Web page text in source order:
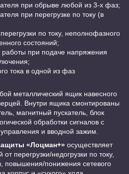
при обрыве любой из 3-х фаз;
при перегрузке по току (в
по току, неполнофазного
состояний;
при подаче напряжения
тока в одной из фаз
металлический ящик навесного
Внутри ящика смонтированы
магнитный пускатель, блок
обработки сигналов с
и вводной зажим.
«Лоцман+» осуществляет
перегрузки/недогрузки по току,
повышения/понижения сетевого